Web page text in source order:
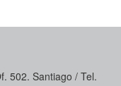
502. Santiago / Tel.